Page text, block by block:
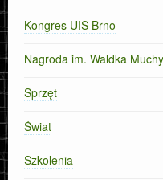
Kongres UIS Brno
Nagroda im. Waldka Muchy
Sprzęt
Świat
Szkolenia